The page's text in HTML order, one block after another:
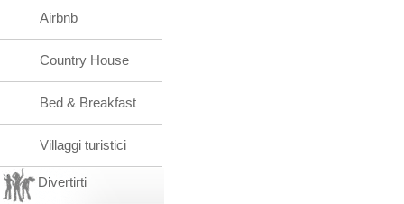
Airbnb
Country House
Bed & Breakfast
Villaggi turistici
Divertirti